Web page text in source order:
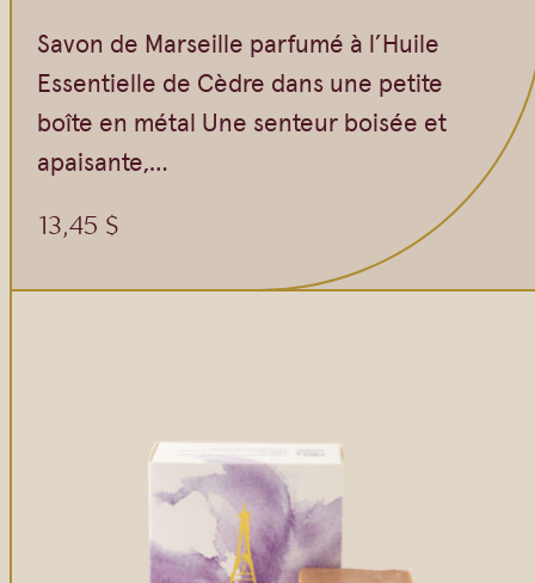
Savon de Marseille parfumé à l’Huile
Essentielle de Cèdre dans une petite
boîte en métal Une senteur boisée et
apaisante,…
13,45 $